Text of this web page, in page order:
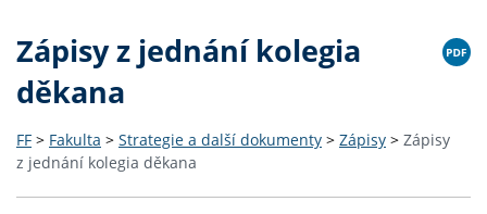
Zápisy z jednání kolegia
děkana
FF > Fakulta > Strategie a další dokumenty > Zápisy > Zápisy
z jednání kolegia děkana